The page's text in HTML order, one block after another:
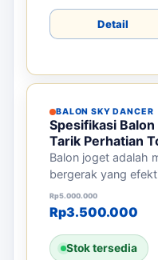
Detail
BALON SKY DANCER
Spesifikasi
Tarik Perhatian
Balon joget adalah
bergerak yang
Rp5.000.000
Harga aslinya
Rp3.500.000
Harga saat ini
Stok tersedia